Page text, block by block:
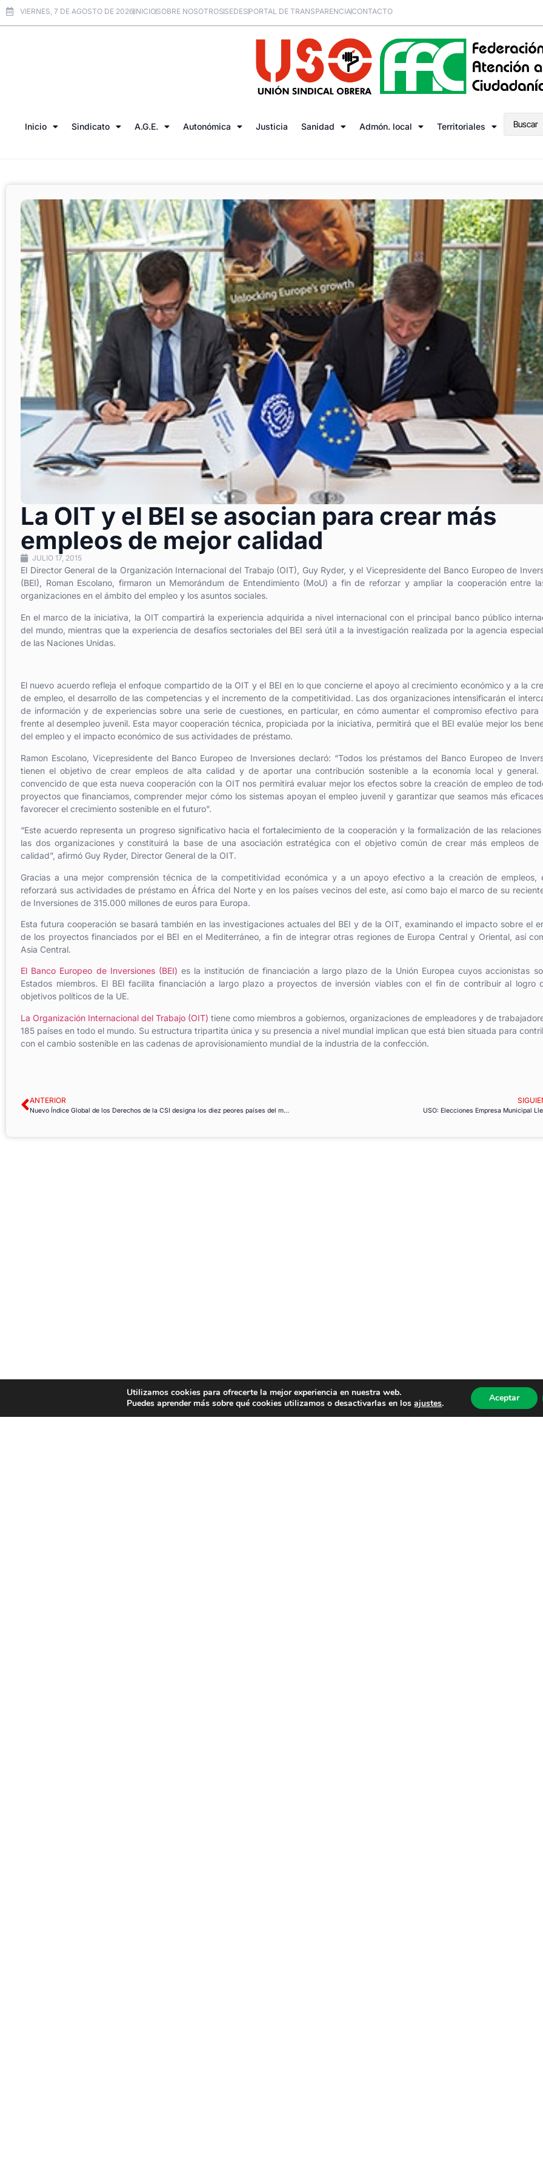
VIERNES, 7 DE AGOSTO DE 2026INICIOSOBRE NOSOTROSSEDESPORTAL DE TRANSPARENCIACONTACTO
Inicio Sindicato A.G.E. Autonómica Justicia Sanidad Admón. local Territoriales
La OIT y el BEI se asocian para crear más
empleos de mejor calidad
JULIO 17, 2015
El Director General de la Organización Internacional del Trabajo (OIT), Guy Ryder, y el Vicepresidente del Banco Europeo de
(BEI), Roman Escolano, firmaron un Memorándum de Entendimiento (MoU) a fin de reforzar y ampliar la cooperación entre
organizaciones en el ámbito del empleo y los asuntos sociales.
En el marco de la iniciativa, la OIT compartirá la experiencia adquirida a nivel internacional con el principal banco público
del mundo, mientras que la experiencia de desafíos sectoriales del BEI será útil a la investigación realizada por la agencia
de las Naciones Unidas.
El nuevo acuerdo refleja el enfoque compartido de la OIT y el BEI en lo que concierne el apoyo al crecimiento económico y a la
de empleo, el desarrollo de las competencias y el incremento de la competitividad. Las dos organizaciones intensificarán el
de información y de experiencias sobre una serie de cuestiones, en particular, en cómo aumentar el compromiso efectivo para
frente al desempleo juvenil. Esta mayor cooperación técnica, propiciada por la iniciativa, permitirá que el BEI evalúe mejor los
del empleo y el impacto económico de sus actividades de préstamo.
Ramon Escolano, Vicepresidente del Banco Europeo de Inversiones declaró: “Todos los préstamos del Banco Europeo de
tienen el objetivo de crear empleos de alta calidad y de aportar una contribución sostenible a la economía local y general.
convencido de que esta nueva cooperación con la OIT nos permitirá evaluar mejor los efectos sobre la creación de empleo de
proyectos que financiamos, comprender mejor cómo los sistemas apoyan el empleo juvenil y garantizar que seamos más
favorecer el crecimiento sostenible en el futuro”.
“Este acuerdo representa un progreso significativo hacia el fortalecimiento de la cooperación y la formalización de las
las dos organizaciones y constituirá la base de una asociación estratégica con el objetivo común de crear más empleos de
calidad”, afirmó Guy Ryder, Director General de la OIT.
Gracias a una mejor comprensión técnica de la competitividad económica y a un apoyo efectivo a la creación de empleos,
reforzará sus actividades de préstamo en África del Norte y en los países vecinos del este, así como bajo el marco de su
de Inversiones de 315.000 millones de euros para Europa.
Esta futura cooperación se basará también en las investigaciones actuales del BEI y de la OIT, examinando el impacto sobre el
de los proyectos financiados por el BEI en el Mediterráneo, a fin de integrar otras regiones de Europa Central y Oriental, así
Asia Central.
El Banco Europeo de Inversiones (BEI) es la institución de financiación a largo plazo de la Unión Europea cuyos accionistas
Estados miembros. El BEI facilita financiación a largo plazo a proyectos de inversión viables con el fin de contribuir al logro
objetivos políticos de la UE.
La Organización Internacional del Trabajo (OIT) tiene como miembros a gobiernos, organizaciones de empleadores y de
185 países en todo el mundo. Su estructura tripartita única y su presencia a nivel mundial implican que está bien situada para
con el cambio sostenible en las cadenas de aprovisionamiento mundial de la industria de la confección.
ANTERIOR
Nuevo Índice Global de los Derechos de la CSI designa los diez peores países del mundo para los trabajadores USO: Elecciones Empresa Municipal
Utilizamos cookies para ofrecerte la mejor experiencia en nuestra web.
Puedes aprender más sobre qué cookies utilizamos o desactivarlas en losajustes. Aceptar